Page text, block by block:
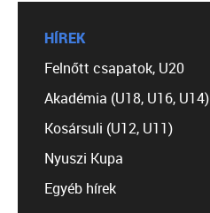
HÍREK
Felnőtt csapatok, U20
Akadémia (U18, U16, U14)
Kosársuli (U12, U11)
Nyuszi Kupa
Egyéb hírek